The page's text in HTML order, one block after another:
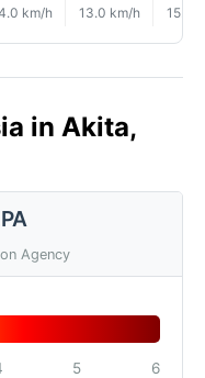
km/h 13.0 km/h 15.0
in Akita,
Agency
5 6